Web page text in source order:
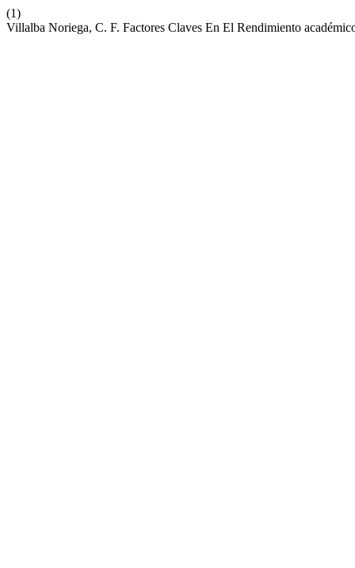
(1)
Villalba Noriega, C. F. Factores Claves En El Rendimiento